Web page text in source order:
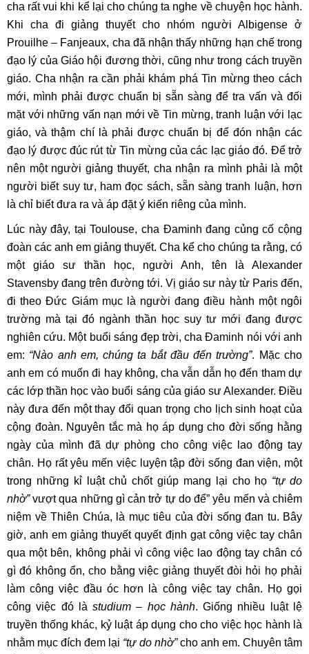
cha rất vui khi kể lại cho chúng ta nghe về chuyện học hành.
Khi cha đi giảng thuyết cho nhóm người Albigense ở
Prouilhe – Fanjeaux, cha đã nhận thấy những hạn chế trong
đạo lý của Giáo hội đương thời, cũng như trong cách truyền
giáo. Cha nhận ra cần phải khám phá Tin mừng theo cách
mới, mình phải được chuẩn bị sẵn sàng để tra vấn và đối
mặt với những vấn nạn mới về Tin mừng, tranh luận với lạc
giáo, và thậm chí là phải được chuẩn bị để đón nhận các
đạo lý được đúc rút từ Tin mừng của các lạc giáo đó. Để trở
nên một người giảng thuyết, cha nhận ra mình phải là một
người biết suy tư, ham đọc sách, sẵn sàng tranh luận, hơn
là chỉ biết đưa ra và áp đặt ý kiến riêng của mình.
Lúc này đây, tại Toulouse, cha Đaminh đang củng cố cộng
đoàn các anh em giảng thuyết. Cha kể cho chúng ta rằng, có
một giáo sư thần học, người Anh, tên là Alexander
Stavensby đang trên đường tới. Vị giáo sư này từ Paris đến,
đi theo Đức Giám mục là người đang điều hành một ngôi
trường mà tại đó ngành thần học suy tư mới đang được
nghiên cứu. Một buổi sáng đẹp trời, cha Đaminh nói với anh
em: “Nào anh em, chúng ta bắt đầu đến trường”. Mặc cho
anh em có muốn đi hay không, cha vẫn dẫn họ đến tham dự
các lớp thần học vào buổi sáng của giáo sư Alexander. Điều
này đưa đến một thay đổi quan trọng cho lịch sinh hoạt của
cộng đoàn. Nguyên tắc mà họ áp dụng cho đời sống hằng
ngày của mình đã dự phòng cho công việc lao động tay
chân. Họ rất yêu mến việc luyện tập đời sống đan viện, một
trong những kỉ luật chủ chốt giúp mang lại cho họ “tự do
nhờ”vượt qua những gì cản trở tự do để” yêu mến và chiêm
niệm về Thiên Chúa, là mục tiêu của đời sống đan tu. Bây
giờ, anh em giảng thuyết quyết định gạt công việc tay chân
qua một bên, không phải vì công việc lao động tay chân có
gì đó không ổn, cho bằng việc giảng thuyết đòi hỏi họ phải
làm công việc đầu óc hơn là công việc tay chân. Họ gọi
công việc đó làstudium – học hành. Giống nhiều luật lệ
truyền thống khác, kỷ luật áp dụng cho cho việc học hành là
nhằm mục đích đem lại “tự do nhờ”cho anh em. Chuyên tâm